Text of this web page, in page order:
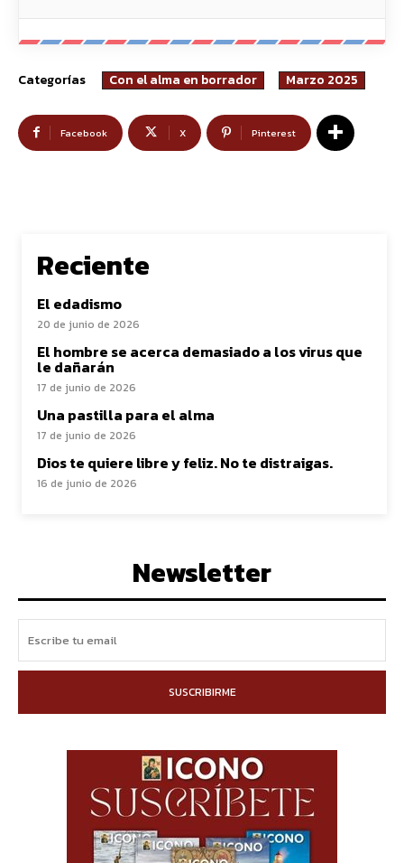
Categorías Con el alma en borrador Marzo 2025
Facebook X Pinterest
Reciente
El edadismo
20 de junio de 2026
El hombre se acerca demasiado a los virus que
le dañarán
17 de junio de 2026
Una pastilla para el alma
17 de junio de 2026
Dios te quiere libre y feliz. No te distraigas.
16 de junio de 2026
Newsletter
SUSCRIBIRME